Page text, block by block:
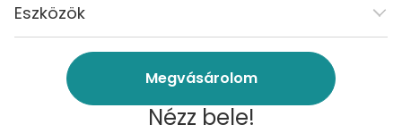
Eszközök
Megvásárolom
Nézz bele!